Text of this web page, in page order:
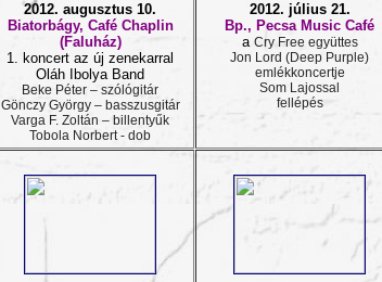
2012. augusztus 10.
Biatorbágy, Café Chaplin
(Faluház)
1. koncert az új zenekarral
Oláh Ibolya Band
Beke Péter – szólógitár
Gönczy György – basszusgitár
Varga F. Zoltán – billentyűk
Tobola Norbert - dob
2012. július 21.
Bp., Pecsa Music Café
a Cry Free együttes
Jon Lord (Deep Purple)
emlékkoncertje
Som Lajossal
fellépés